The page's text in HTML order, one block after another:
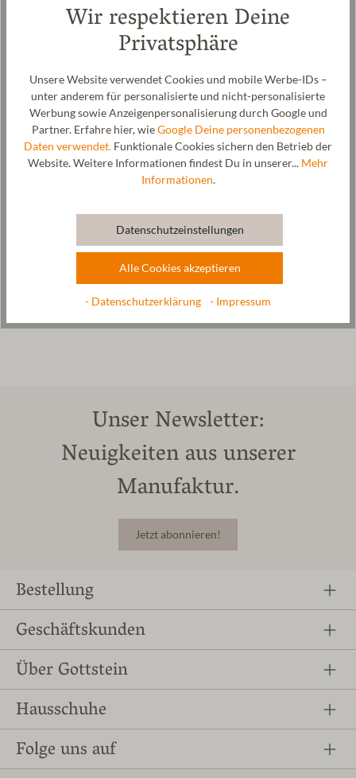
Wir können die Rückzahlung verweigern, bis wir die Waren
wieder zurückerhalten haben oder bis Sie den Nachweis erbracht
haben, dass Sie die Waren zurückgesandt haben, je nachdem,
Sie haben die Waren unverzüglich und in jedem Fall spätestens
binnen vierzehn Tagen ab dem Tag, an dem Sie uns über den
Widerruf dieses Vertrags unterrichten, an unseren Firmensitz:
Gottstein GmbH, Industriestraße 31, 6430 Ötztal-Bahnhof
zurückzusenden oder uns zu übergeben. Die Frist ist gewahrt,
wenn Sie die Waren vor Ablauf der Frist von vierzehn Tagen
Sie müssen für einen etwaigen Wertverlust der Waren nur
aufkommen, wenn dieser Wertverlust auf einen zur Prüfung der
Beschaffenheit, Eigenschaften und Funktionsweise der Waren
nicht Widerrufsrecht. Sie haben das Recht, binnen vierzehn Tagen
Unser Newsletter:
Neuigkeiten aus unserer
Manufaktur.
Jetzt abonnieren!
Bestellung
Geschäftskunden
Über Gottstein
Hausschuhe
Folge uns auf
Wir respektieren Deine
Privatsphäre
Unsere Website verwendet Cookies und mobile Werbe-IDs –
unter anderem für personalisierte und nicht-personalisierte
Werbung sowie Anzeigenpersonalisierung durch Google und
Partner. Erfahre hier, wieGoogle Deine personenbezogenen
Daten verwendet. Funktionale Cookies sichern den Betrieb der
Website. Weitere Informationen findest Du in unserer... Mehr
Informationen.
Datenschutzeinstellungen
Alle Cookies akzeptieren
- Datenschutzerklärung - Impressum